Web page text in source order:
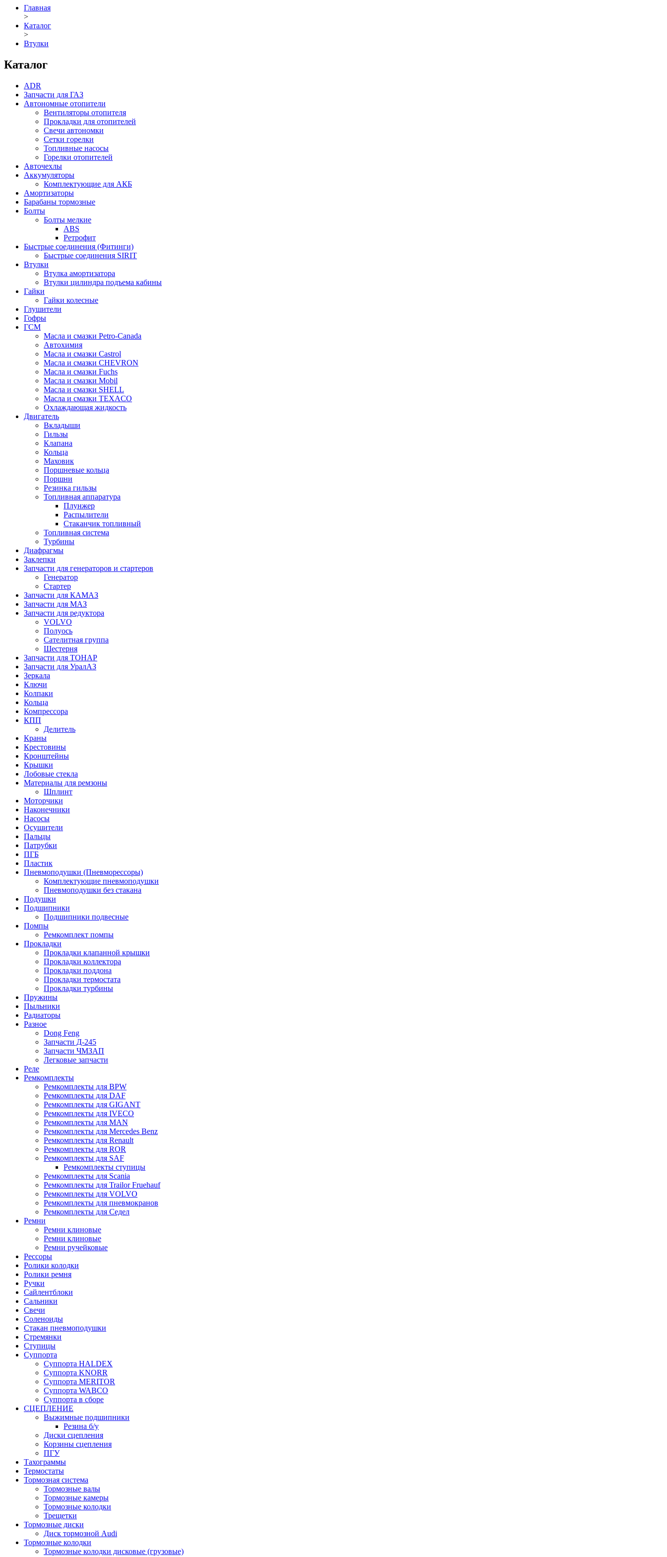
Главная
>
Каталог
>
Втулки
Каталог
ADR
Запчасти для ГАЗ
Автономные отопители
Вентиляторы отопителя
Прокладки для отопителей
Свечи автономки
Сетки горелки
Топливные насосы
Горелки отопителей
Авточехлы
Аккумуляторы
Комплектующие для АКБ
Амортизаторы
Барабаны тормозные
Болты
Болты мелкие
ABS
Ретрофит
Быстрые соединения (Фитинги)
Быстрые соединения SIRIT
Втулки
Втулка амортизатора
Втулки цилиндра подъема кабины
Гайки
Гайки колесные
Глушители
Гофры
ГСМ
Масла и смазки Petro-Canada
Автохимия
Масла и смазки Castrol
Масла и смазки CHEVRON
Масла и смазки Fuchs
Масла и смазки Mobil
Масла и смазки SHELL
Масла и смазки TEXACO
Охлаждающая жидкость
Двигатель
Вкладыши
Гильзы
Клапана
Кольца
Маховик
Поршневые кольца
Поршни
Резинка гильзы
Топливная аппаратура
Плунжер
Распылители
Стаканчик топливный
Топливная система
Турбины
Диафрагмы
Заклепки
Запчасти для генераторов и стартеров
Генератор
Стартер
Запчасти для КАМАЗ
Запчасти для МАЗ
Запчасти для редуктора
VOLVO
Полуось
Сателитная группа
Шестерня
Запчасти для ТОНАР
Запчасти для УралАЗ
Зеркала
Ключи
Колпаки
Кольца
Компрессора
КПП
Делитель
Краны
Крестовины
Кронштейны
Крышки
Лобовые стекла
Материалы для ремзоны
Шплинт
Моторчики
Наконечники
Насосы
Осушители
Пальцы
Патрубки
ПГБ
Пластик
Пневмоподушки (Пневморессоры)
Комплектующие пневмоподушки
Пневмоподушки без стакана
Подушки
Подшипники
Подшипники подвесные
Помпы
Ремкомплект помпы
Прокладки
Прокладки клапанной крышки
Прокладки коллектора
Прокладки поддона
Прокладки термостата
Прокладки турбины
Пружины
Пыльники
Радиаторы
Разное
Dong Feng
Запчасти Д-245
Запчасти ЧМЗАП
Легковые запчасти
Реле
Ремкомплекты
Ремкомплекты для BPW
Ремкомплекты для DAF
Ремкомплекты для GIGANT
Ремкомплекты для IVECO
Ремкомплекты для MAN
Ремкомплекты для Mercedes Benz
Ремкомплекты для Renault
Ремкомплекты для ROR
Ремкомплекты для SAF
Ремкомплекты ступицы
Ремкомплекты для Scania
Ремкомплекты для Trailor Fruehauf
Ремкомплекты для VOLVO
Ремкомплекты для пневмокранов
Ремкомплекты для Седел
Ремни
Ремни клиновые
Ремни клиновые
Ремни ручейковые
Рессоры
Ролики колодки
Ролики ремня
Ручки
Сайлентблоки
Сальники
Свечи
Соленоиды
Стакан пневмоподушки
Стремянки
Ступицы
Суппорта
Суппорта HALDEX
Суппорта KNORR
Суппорта MERITOR
Суппорта WABCO
Суппорта в сборе
СЦЕПЛЕНИЕ
Выжимные подшипники
Резина б/у
Диски сцепления
Корзины сцепления
ПГУ
Тахограммы
Термостаты
Тормозная система
Тормозные валы
Тормозные камеры
Тормозные колодки
Трещетки
Тормозные диски
Диск тормозной Audi
Тормозные колодки
Тормозные колодки дисковые (грузовые)